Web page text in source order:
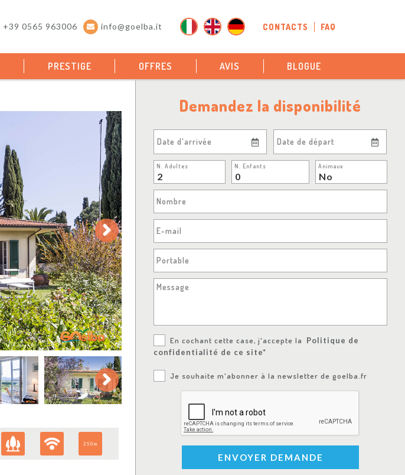
+39 0565 963006 info@goelba.it CONTACTS FAQ
PRESTIGE OFFRES AVIS BLOGUE
Next
Next
250m
Demandez la disponibilité
Date d'arrivée Date de départ
N. Adultes N. Enfants Animaux
Nombre
E-mail
Portable
Message
En cochant cette case, j'accepte la
Politique de
confidentialité de ce site*
Je souhaite m'abonner à la newsletter de goelba.fr
ENVOYER DEMANDE